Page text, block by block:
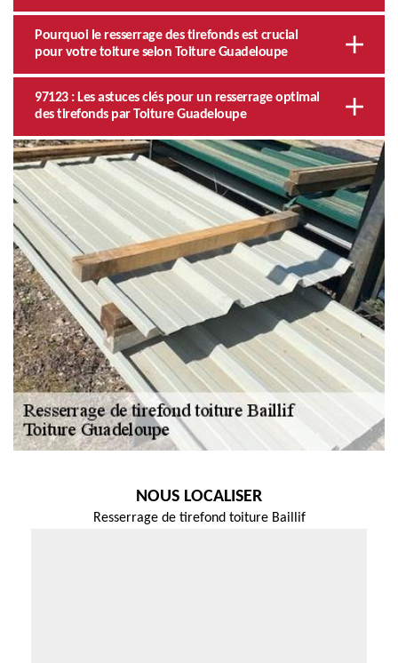
Pourquoi le resserrage des tirefonds est crucial
pour votre toiture selon Toiture Guadeloupe
97123 : Les astuces clés pour un resserrage optimal
des tirefonds par Toiture Guadeloupe
NOUS LOCALISER
Resserrage de tirefond toiture Baillif